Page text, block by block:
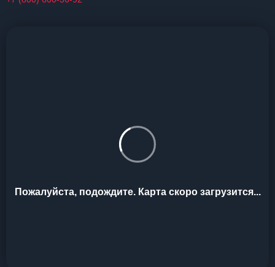
Пожалуйста, подождите. Карта скоро загрузится...